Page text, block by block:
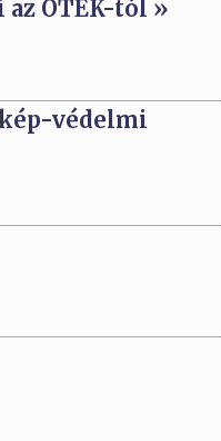
OTÉK-tól »
védelmi